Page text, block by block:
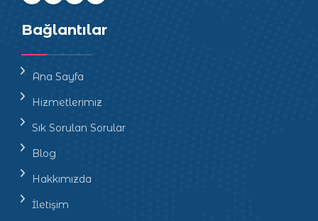
Bağlantılar
Ana Sayfa
Hizmetlerimiz
Sık Sorulan Sorular
Blog
Hakkımızda
İletişim